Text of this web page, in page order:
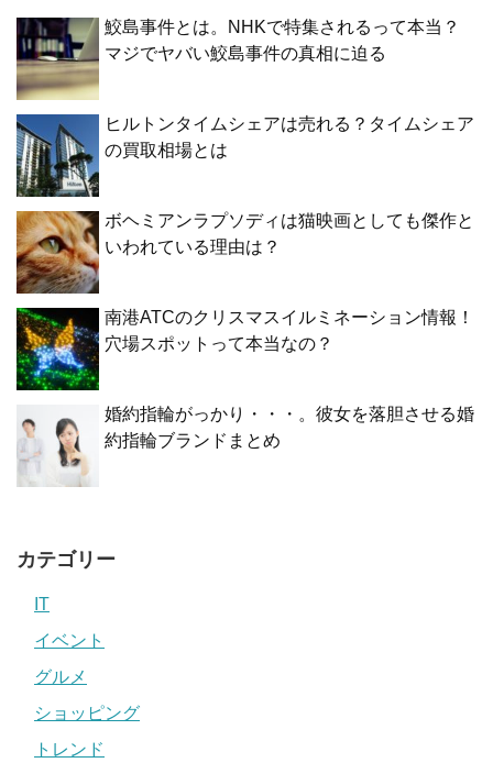
鮫島事件とは。NHKで特集されるって本当？
マジでヤバい鮫島事件の真相に迫る
ヒルトンタイムシェアは売れる？タイムシェア
の買取相場とは
ボヘミアンラプソディは猫映画としても傑作と
いわれている理由は？
南港ATCのクリスマスイルミネーション情報！
穴場スポットって本当なの？
婚約指輪がっかり・・・。彼女を落胆させる婚
約指輪ブランドまとめ
カテゴリー
IT
イベント
グルメ
ショッピング
トレンド